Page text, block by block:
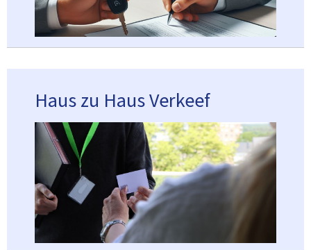
Haus zu Haus Verkeef